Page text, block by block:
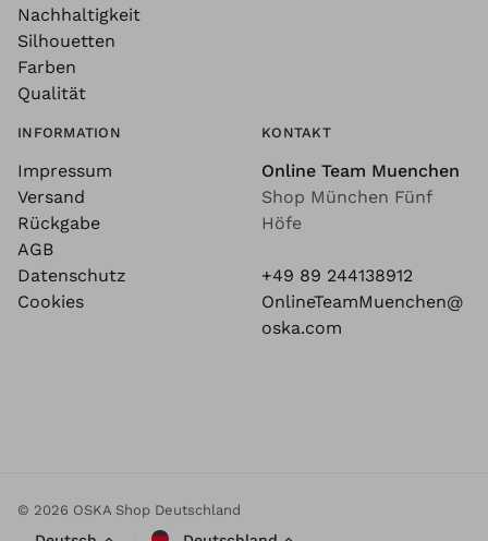
Nachhaltigkeit
Silhouetten
Farben
Qualität
INFORMATION
Impressum
Versand
Rückgabe
AGB
Datenschutz
Cookies
KONTAKT
Online Team Muenchen
Shop München Fünf
Höfe
+49 89 244138912
OnlineTeamMuenchen@
oska.com
© 2026 OSKA Shop Deutschland